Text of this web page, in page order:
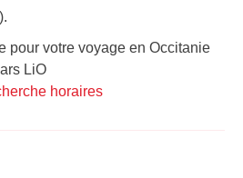
pour votre voyage en Occitanie
LiO
horaires